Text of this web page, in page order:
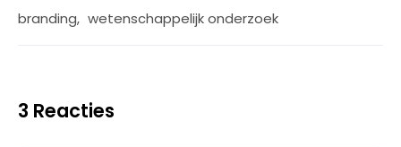
branding, wetenschappelijk onderzoek
3 Reacties